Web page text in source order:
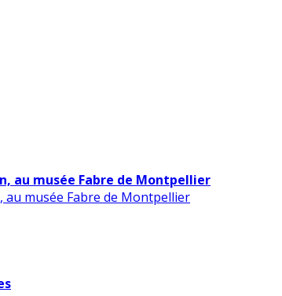
au musée Fabre de Montpellier